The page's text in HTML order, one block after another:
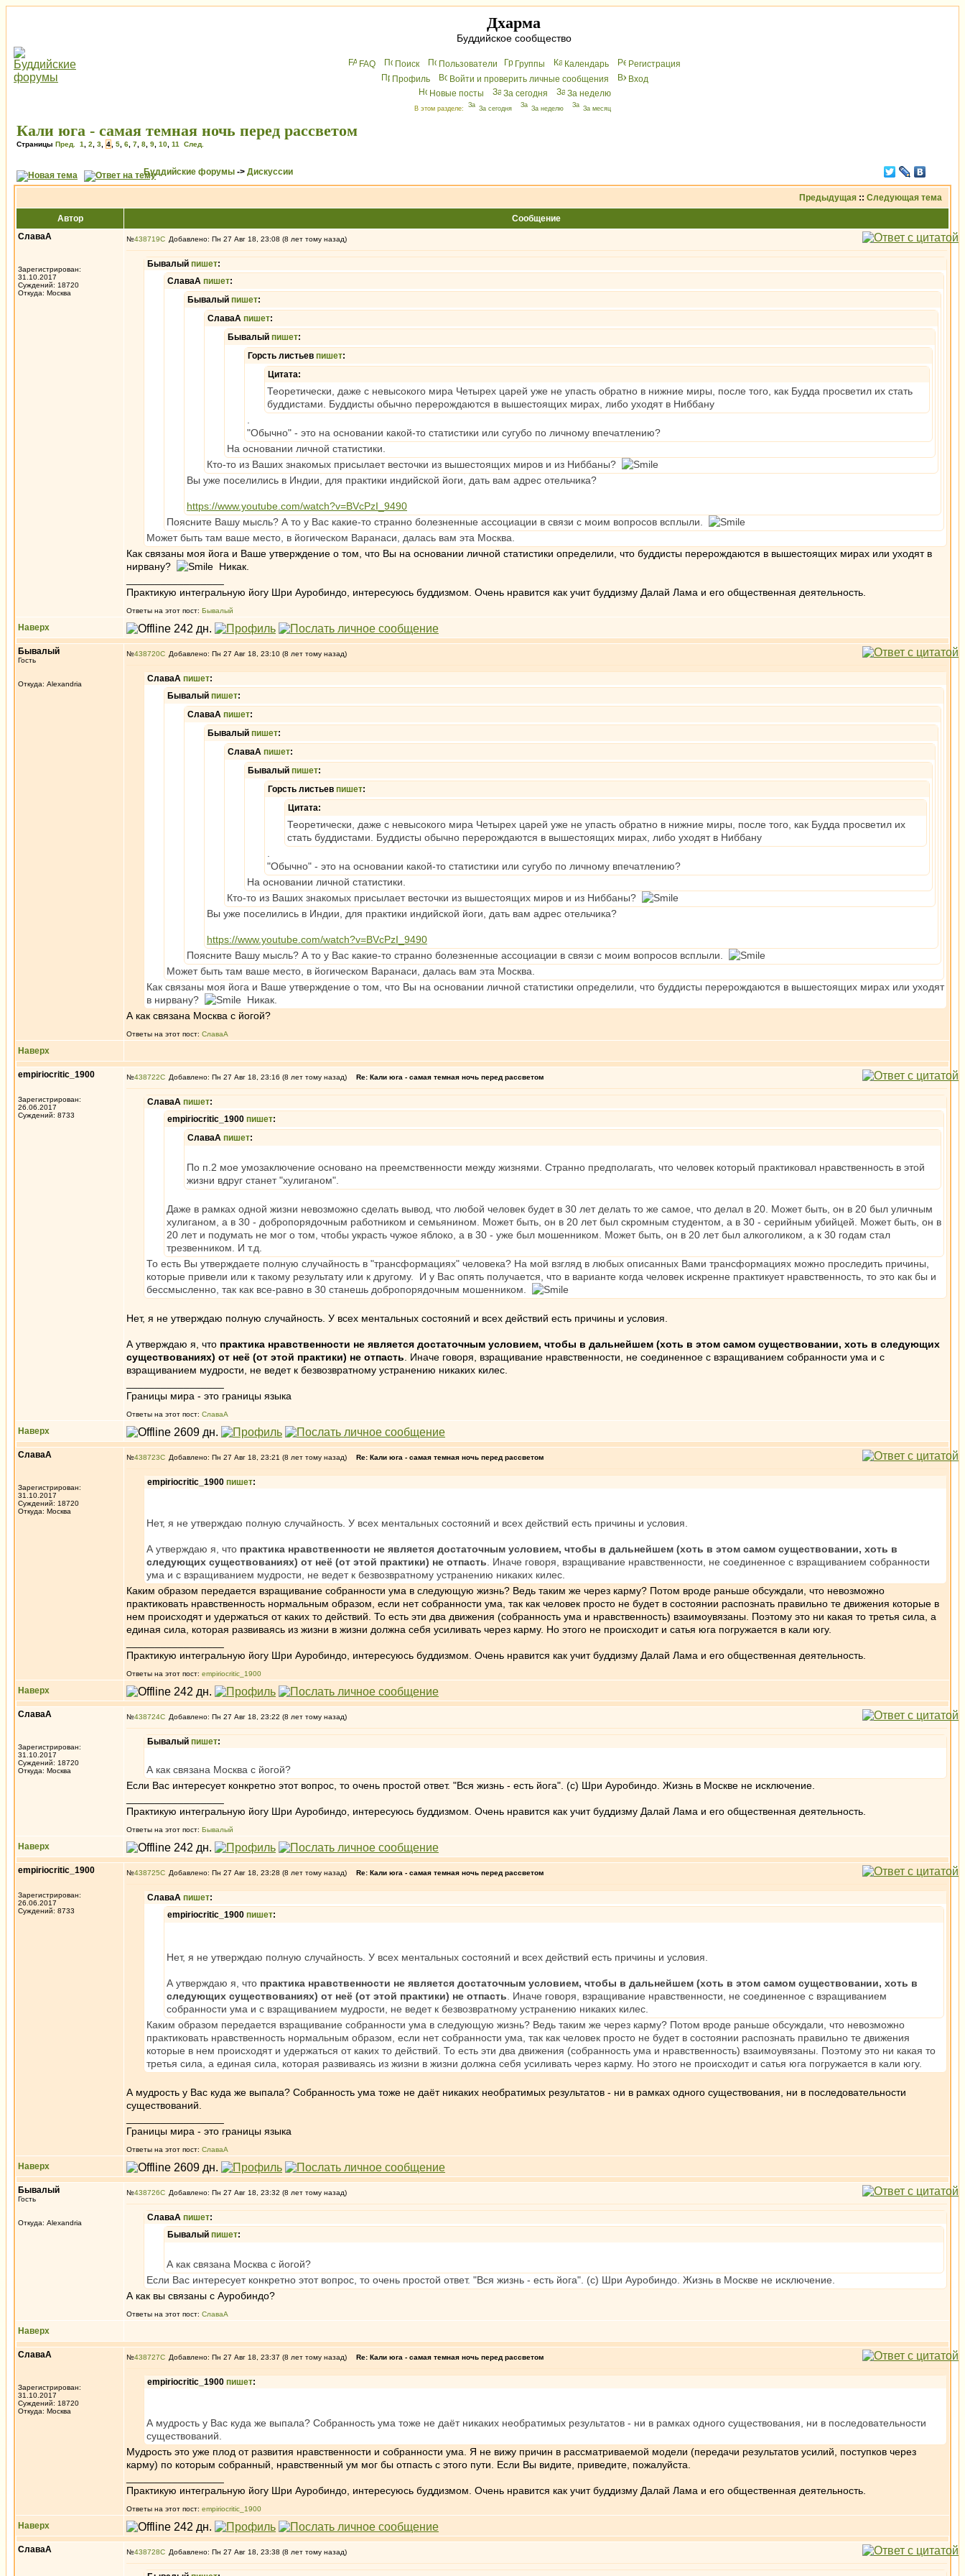
Дхарма
Буддийское сообщество
FAQ Поиск Пользователи Группы Календарь
Peгиcтрaция
Профиль
Войти и проверить личные сообщения
Вхoд
Новые посты
За сегодня За неделю
В этом разделе: За сегодня За неделю За месяц
Кали юга - самая темная ночь перед рассветом
Страницы Пред. 1 2 3 4 5 6 7 8 9 10 11 След.
Буддийские форумы -> Дискуссии
Предыдущая :: Следующая тема
Автор
Сообщение
СлаваА
Зарегистрирован:
31.10.2017
Суждений: 18720
Откуда: Москва
№438719 Добавлено: Пн 27 Авг 18, 23:08 (8 лет тому назад)
Бывалый пишет:
СлаваА пишет:
Бывалый пишет:
СлаваА пишет:
Бывалый пишет:
Горсть листьев пишет:
Цитата:
Теоретически, даже с невысокого мира Четырех царей уже не упасть обратно в нижние миры, после того, как Будда просветил их стать
буддистами. Буддисты обычно перерождаются в вышестоящих мирах, либо уходят в Ниббану
"Обычно" - это на основании какой-то статистики или сугубо по личному впечатлению?
На основании личной статистики.
Кто-то из Ваших знакомых присылает весточки из вышестоящих миров и из Ниббаны?
Вы уже поселились в Индии, для практики индийской йоги, дать вам адрес отельчика?
https://www.youtube.com/watch?v=BVcPzI_9490
Поясните Вашу мысль? А то у Вас какие-то странно болезненные ассоциации в связи с моим вопросов всплыли.
Может быть там ваше место, в йогическом Варанаси, далась вам эта Москва.
Как связаны моя йога и Ваше утверждение о том, что Вы на основании личной статистики определили, что буддисты перерождаются в вышестоящих мирах или уходят в
нирвану?
Никак.
Практикую интегральную йогу Шри Ауробиндо, интересуюсь буддизмом. Очень нравится как учит буддизму Далай Лама и его общественная деятельность.
Ответы на этот пост: Бывалый
Наверх
Бывалый
Гость
Откуда: Alexandria
№438720 Добавлено: Пн 27 Авг 18, 23:10 (8 лет тому назад)
СлаваА пишет:
Бывалый пишет:
СлаваА пишет:
Бывалый пишет:
СлаваА пишет:
Бывалый пишет:
Горсть листьев пишет:
Цитата:
Теоретически, даже с невысокого мира Четырех царей уже не упасть обратно в нижние миры, после того, как Будда просветил их
стать буддистами. Буддисты обычно перерождаются в вышестоящих мирах, либо уходят в Ниббану
"Обычно" - это на основании какой-то статистики или сугубо по личному впечатлению?
На основании личной статистики.
Кто-то из Ваших знакомых присылает весточки из вышестоящих миров и из Ниббаны?
Вы уже поселились в Индии, для практики индийской йоги, дать вам адрес отельчика?
https://www.youtube.com/watch?v=BVcPzI_9490
Поясните Вашу мысль? А то у Вас какие-то странно болезненные ассоциации в связи с моим вопросов всплыли.
Может быть там ваше место, в йогическом Варанаси, далась вам эта Москва.
Как связаны моя йога и Ваше утверждение о том, что Вы на основании личной статистики определили, что буддисты перерождаются в вышестоящих мирах или уходят
в нирвану?
Никак.
А как связана Москва с йогой?
Ответы на этот пост: СлаваА
Наверх
empiriocritic_1900
Зарегистрирован:
26.06.2017
Суждений: 8733
№438722 Добавлено: Пн 27 Авг 18, 23:16 (8 лет тому назад) Re: Кали юга - самая темная ночь перед рассветом
СлаваА пишет:
empiriocritic_1900 пишет:
СлаваА пишет:
По п.2 мое умозаключение основано на преемственности между жизнями. Странно предполагать, что человек который практиковал нравственность в этой
жизни вдруг станет "хулиганом".
Даже в рамках одной жизни невозможно сделать вывод, что любой человек будет в 30 лет делать то же самое, что делал в 20. Может быть, он в 20 был уличным
хулиганом, а в 30 - добропорядочным работником и семьянином. Может быть, он в 20 лет был скромным студентом, а в 30 - серийным убийцей. Может быть, он в
20 лет и подумать не мог о том, чтобы украсть чужое яблоко, а в 30 - уже был мошенником. Может быть, он в 20 лет был алкоголиком, а к 30 годам стал
трезвенником. И т.д.
То есть Вы утверждаете полную случайность в "трансформациях" человека? На мой взгляд в любых описанных Вами трансформациях можно проследить причины,
которые привели или к такому результату или к другому. И у Вас опять получается, что в варианте когда человек искренне практикует нравственность, то это как бы и
бессмысленно, так как все-равно в 30 станешь добропорядочным мошенником.
Нет, я не утверждаю полную случайность. У всех ментальных состояний и всех действий есть причины и условия.
А утверждаю я, что практика нравственности не является достаточным условием, чтобы в дальнейшем (хоть в этом самом существовании, хоть в следующих
существованиях) от неё (от этой практики) не отпасть . Иначе говоря, взращивание нравственности, не соединенное с взращиванием собранности ума и с
взращиванием мудрости, не ведет к безвозвратному устранению никаких килес.
Границы мира - это границы языка
Ответы на этот пост: СлаваА
Наверх
СлаваА
Зарегистрирован:
31.10.2017
Суждений: 18720
Откуда: Москва
№438723 Добавлено: Пн 27 Авг 18, 23:21 (8 лет тому назад) Re: Кали юга - самая темная ночь перед рассветом
empiriocritic_1900 пишет:
Нет, я не утверждаю полную случайность. У всех ментальных состояний и всех действий есть причины и условия.
А утверждаю я, что практика нравственности не является достаточным условием, чтобы в дальнейшем (хоть в этом самом существовании, хоть в
следующих существованиях) от неё (от этой практики) не отпасть . Иначе говоря, взращивание нравственности, не соединенное с взращиванием собранности
ума и с взращиванием мудрости, не ведет к безвозвратному устранению никаких килес.
Каким образом передается взращивание собранности ума в следующую жизнь? Ведь таким же через карму? Потом вроде раньше обсуждали, что невозможно
практиковать нравственность нормальным образом, если нет собранности ума, так как человек просто не будет в состоянии распознать правильно те движения которые в
нем происходят и удержаться от каких то действий. То есть эти два движения (собранность ума и нравственность) взаимоувязаны. Поэтому это ни какая то третья сила, а
единая сила, которая развиваясь из жизни в жизни должна себя усиливать через карму. Но этого не происходит и сатья юга погружается в кали югу.
Практикую интегральную йогу Шри Ауробиндо, интересуюсь буддизмом. Очень нравится как учит буддизму Далай Лама и его общественная деятельность.
Ответы на этот пост: empiriocritic_1900
Наверх
СлаваА
Зарегистрирован:
31.10.2017
Суждений: 18720
Откуда: Москва
№438724 Добавлено: Пн 27 Авг 18, 23:22 (8 лет тому назад)
Бывалый пишет:
А как связана Москва с йогой?
Если Вас интересует конкретно этот вопрос, то очень простой ответ. "Вся жизнь - есть йога". (с) Шри Ауробиндо. Жизнь в Москве не исключение.
Практикую интегральную йогу Шри Ауробиндо, интересуюсь буддизмом. Очень нравится как учит буддизму Далай Лама и его общественная деятельность.
Ответы на этот пост: Бывалый
Наверх
empiriocritic_1900
Зарегистрирован:
26.06.2017
Суждений: 8733
№438725 Добавлено: Пн 27 Авг 18, 23:28 (8 лет тому назад) Re: Кали юга - самая темная ночь перед рассветом
СлаваА пишет:
empiriocritic_1900 пишет:
Нет, я не утверждаю полную случайность. У всех ментальных состояний и всех действий есть причины и условия.
А утверждаю я, что практика нравственности не является достаточным условием, чтобы в дальнейшем (хоть в этом самом существовании, хоть в
следующих существованиях) от неё (от этой практики) не отпасть . Иначе говоря, взращивание нравственности, не соединенное с взращиванием
собранности ума и с взращиванием мудрости, не ведет к безвозвратному устранению никаких килес.
Каким образом передается взращивание собранности ума в следующую жизнь? Ведь таким же через карму? Потом вроде раньше обсуждали, что невозможно
практиковать нравственность нормальным образом, если нет собранности ума, так как человек просто не будет в состоянии распознать правильно те движения
которые в нем происходят и удержаться от каких то действий. То есть эти два движения (собранность ума и нравственность) взаимоувязаны. Поэтому это ни какая то
третья сила, а единая сила, которая развиваясь из жизни в жизни должна себя усиливать через карму. Но этого не происходит и сатья юга погружается в кали югу.
А мудрость у Вас куда же выпала? Собранность ума тоже не даёт никаких необратимых результатов - ни в рамках одного существования, ни в последовательности
существований.
Границы мира - это границы языка
Ответы на этот пост: СлаваА
Наверх
Бывалый
Гость
Откуда: Alexandria
№438726 Добавлено: Пн 27 Авг 18, 23:32 (8 лет тому назад)
СлаваА пишет:
Бывалый пишет:
А как связана Москва с йогой?
Если Вас интересует конкретно этот вопрос, то очень простой ответ. "Вся жизнь - есть йога". (с) Шри Ауробиндо. Жизнь в Москве не исключение.
А как вы связаны с Ауробиндо?
Ответы на этот пост: СлаваА
Наверх
СлаваА
Зарегистрирован:
31.10.2017
Суждений: 18720
Откуда: Москва
№438727 Добавлено: Пн 27 Авг 18, 23:37 (8 лет тому назад) Re: Кали юга - самая темная ночь перед рассветом
empiriocritic_1900 пишет:
А мудрость у Вас куда же выпала? Собранность ума тоже не даёт никаких необратимых результатов - ни в рамках одного существования, ни в последовательности
существований.
Мудрость это уже плод от развития нравственности и собранности ума. Я не вижу причин в рассматриваемой модели (передачи результатов усилий, поступков через
карму) по которым собранный, нравственный ум мог бы отпасть с этого пути. Если Вы видите, приведите, пожалуйста.
Практикую интегральную йогу Шри Ауробиндо, интересуюсь буддизмом. Очень нравится как учит буддизму Далай Лама и его общественная деятельность.
Ответы на этот пост: empiriocritic_1900
Наверх
СлаваА №438728 Добавлено: Пн 27 Авг 18, 23:38 (8 лет тому назад)